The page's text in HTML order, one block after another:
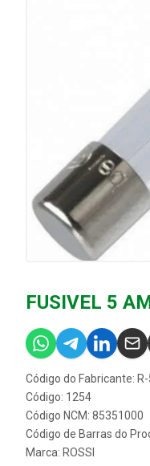
FUSIVEL 5
Código do Fabricante: R-
Código: 1254
Código NCM: 85351000
Código de Barras do
Marca: ROSSI